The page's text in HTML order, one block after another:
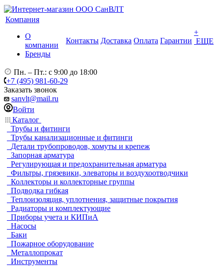
Компания
О
компании
Бренды
Контакты Доставка Оплата Гарантии
+
ЕЩЕ
Пн. – Пт.: с 9:00 до 18:00
+7 (495) 981-60-29
Заказать звонок
sanvlt@mail.ru
Войти
Каталог
Трубы и фитинги
Трубы канализационные и фитинги
Детали трубопроводов, хомуты и крепеж
Запорная арматура
Регулирующая и предохранительная арматура
Фильтры, грязевики, элеваторы и воздухоотводчики
Коллекторы и коллекторные группы
Подводка гибкая
Теплоизоляция, уплотнения, защитные покрытия
Радиаторы и комплектующие
Приборы учета и КИПиА
Насосы
Баки
Пожарное оборудование
Металлопрокат
Инструменты